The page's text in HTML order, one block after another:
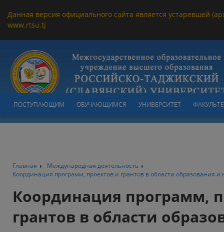
Данная версия официального сайта является устаревшей
www.rtsu.tj
ПОСТУПАЮЩИМ ОБУЧАЮЩИМСЯ УНИВЕРСИТЕТ
Главная
Международная деятельность
Координация программ, проектов и грантов в области образования и
Координация программ,
грантов в области